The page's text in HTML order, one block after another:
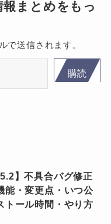
まとめをもっ
で送信されます。
購読
】不具合バグ修正
能・変更点・いつ公
トール時間・やり方